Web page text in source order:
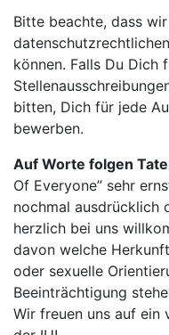
Bitte beachte, dass
können. Falls Du Dich
bitten, Dich für jede
bewerben.
Auf Worte folgen
Of Everyone” sehr
nochmal ausdrücklich
herzlich bei uns
davon welche
oder sexuelle
Beeinträchtigung
Wir freuen uns auf ein